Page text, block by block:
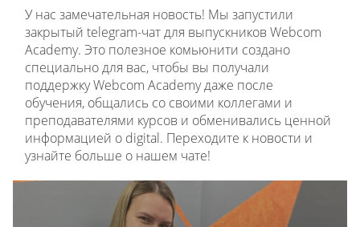
У нас замечательная новость! Мы запустили
закрытый telegram-чат для выпускников Webcom
Academy. Это полезное комьюнити создано
специально для вас, чтобы вы получали
поддержку Webcom Academy даже после
обучения, общались со своими коллегами и
преподавателями курсов и обменивались ценной
информацией о digital. Переходите к новости и
узнайте больше о нашем чате!